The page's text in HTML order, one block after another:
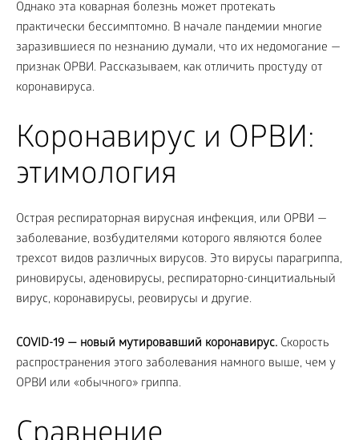
Однако эта коварная болезнь может протекать
практически бессимптомно. В начале пандемии многие
заразившиеся по незнанию думали, что их недомогание —
признак ОРВИ. Рассказываем, как отличить простуду от
коронавируса.
Коронавирус и ОРВИ:
этимология
Oстрая респираторная вирусная инфекция, или ОРВИ —
заболевание, возбудителями которого являются более
трехсот видов различных вирусов. Это вирусы парагриппа,
риновирусы, аденовирусы, респираторно-синцитиальный
вирус, коронавирусы, реовирусы и другие.
COVID-19 — новый мутировавший коронавирус. Скорость
распространения этого заболевания намного выше, чем у
ОРВИ или «обычного» гриппа.